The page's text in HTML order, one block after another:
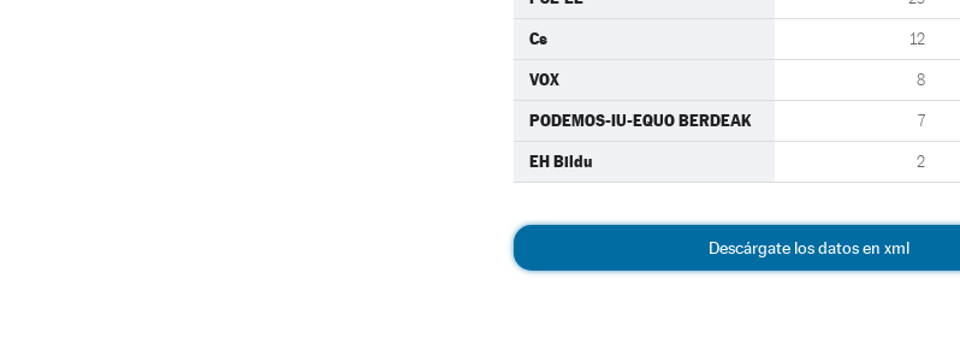
Cs 12
VOX 8
PODEMOS-IU-EQUO BERDEAK 7
EH Bildu 2
Descárgate los datos en xml